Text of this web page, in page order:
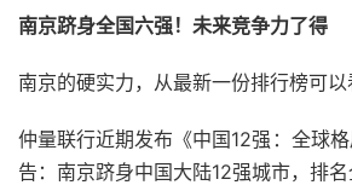
南京跻身全国六强！未来竞争力了得
南京的硬实力，从最新一份排行榜可以
仲量联行近期发布《中国12强：全球
告：南京跻身中国大陆12强城市，排名